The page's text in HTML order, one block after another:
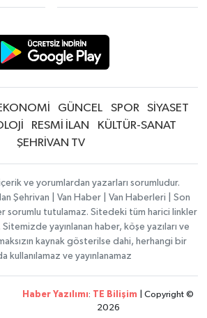
GÜNCEL SPOR
SİYASET
RESMİ İLAN
KÜLTÜR-SANAT
ŞEHRİVAN TV
ve yorumlardan yazarları sorumludur.
Şehrivan | Van Haber | Van Haberleri | Son
sorumlu tutulamaz. Sitedeki tüm harici linkler
Sitemizde yayınlanan haber, köşe yazıları ve
kaynak gösterilse dahi, herhangi bir
kullanılamaz ve yayınlanamaz
Haber Yazılımı: TE Bilişim | Copyright ©
2026